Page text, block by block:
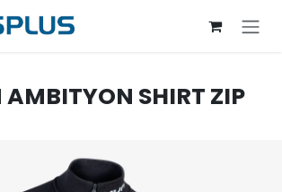
SHIRT ZIP